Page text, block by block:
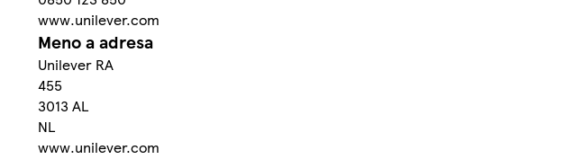
www.unilever.com
Meno a adresa
Unilever RA
455
3013 AL
NL
www.unilever.com